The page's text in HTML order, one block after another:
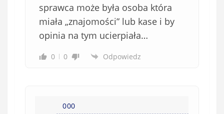
sprawca może była osoba która
miała „znajomości” lub kase i by
opinia na tym ucierpiała…
0 0 Odpowiedz
000